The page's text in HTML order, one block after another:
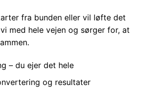
fra bunden eller vil løfte det
med hele vejen og sørger for, at
– du ejer det hele
og resultater